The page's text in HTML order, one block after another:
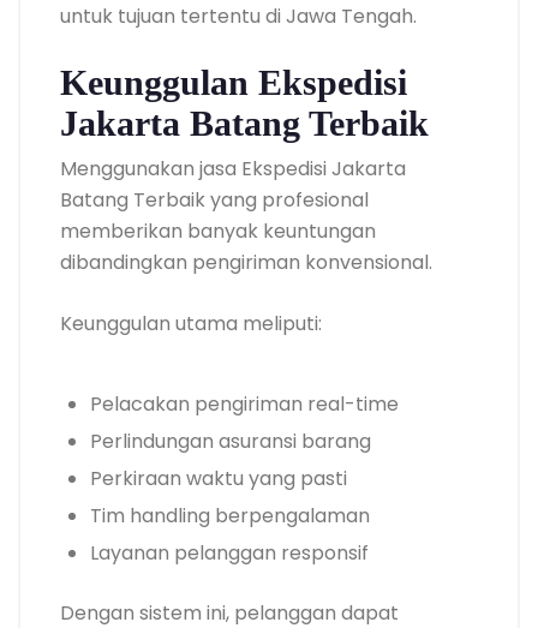
untuk tujuan tertentu di Jawa Tengah.
Keunggulan Ekspedisi
Jakarta Batang Terbaik
Menggunakan jasa Ekspedisi Jakarta
Batang Terbaik yang profesional
memberikan banyak keuntungan
dibandingkan pengiriman konvensional.
Keunggulan utama meliputi:
Pelacakan pengiriman real-time
Perlindungan asuransi barang
Perkiraan waktu yang pasti
Tim handling berpengalaman
Layanan pelanggan responsif
Dengan sistem ini, pelanggan dapat